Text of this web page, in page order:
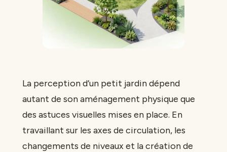
La perception d’un petit jardin dépend
autant de son aménagement physique que
des astuces visuelles mises en place. En
travaillant sur les axes de circulation, les
changements de niveaux et la création de